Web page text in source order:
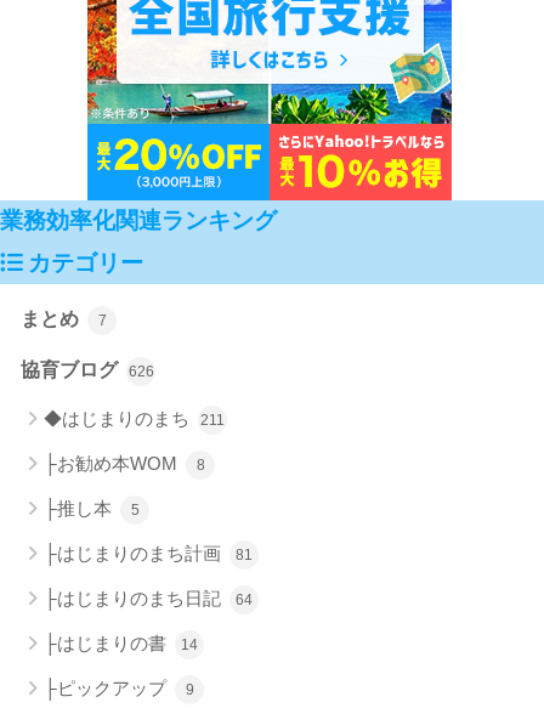
業務効率化関連ランキング
カテゴリー
まとめ 7
協育ブログ 626
◆はじまりのまち 211
├お勧め本WOM 8
├推し本 5
├はじまりのまち計画 81
├はじまりのまち日記 64
├はじまりの書 14
├ピックアップ 9